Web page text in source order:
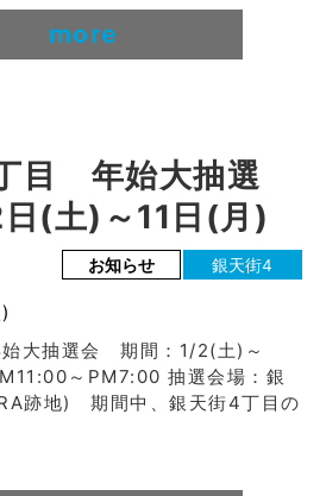
more
目 年始大抽選
(土)～11日(月)
お知らせ 銀天街4
大抽選会 期間：1/2(土)～
～PM7:00 抽選会場：銀
跡地) 期間中、銀天街4丁目の